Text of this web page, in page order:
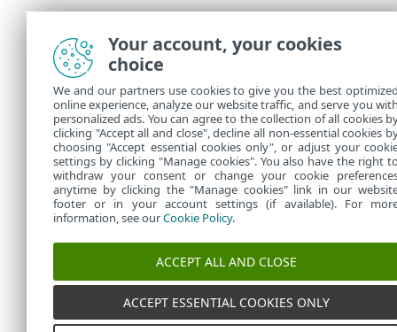
Your account, your cookies
choice
We and our partners use cookies to give you the best
online experience, analyze our website traffic, and serve you
personalized ads. You can agree to the collection of all cookies
clicking "Accept all and close", decline all non-essential cookies
choosing "Accept essential cookies only", or adjust your
settings by clicking "Manage cookies". You also have the right
withdraw your consent or change your cookie
anytime by clicking the "Manage cookies" link in our
footer or in your account settings (if available). For
information, see ourCookie Policy.
ACCEPT ALL AND CLOSE
ACCEPT ESSENTIAL COOKIES ONLY